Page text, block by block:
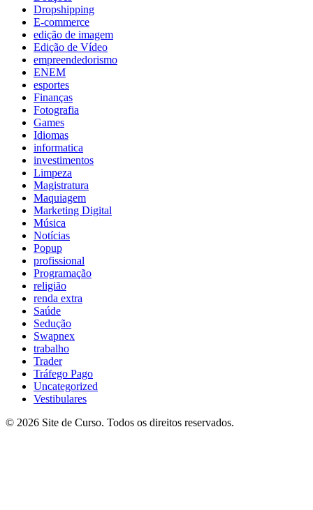
Dropshipping
E-commerce
edição de imagem
Edição de Vídeo
empreendedorismo
ENEM
esportes
Finanças
Fotografia
Games
Idiomas
informatica
investimentos
Limpeza
Magistratura
Maquiagem
Marketing Digital
Música
Notícias
Popup
profissional
Programação
religião
renda extra
Saúde
Sedução
Swapnex
trabalho
Trader
Tráfego Pago
Uncategorized
Vestibulares
© 2026 Site de Curso. Todos os direitos reservados.